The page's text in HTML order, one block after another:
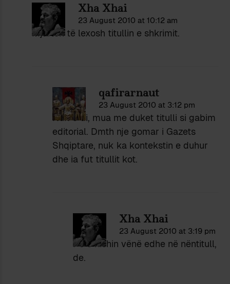
Xha Xhai
23 August 2010 at 10:12 am
Mjafton të lexosh titullin e shkrimit.
qafirarnaut
23 August 2010 at 3:12 pm
Nuk e di, mua me duket titulli si gabim
editorial. Dmth nje gomar i Gazets
Shqiptare, nuk ka kontekstin e duhur
dhe ia fut titullit kot.
Xha Xhai
23 August 2010 at 3:19 pm
Po e kishin vënë edhe në nëntitull,
de.